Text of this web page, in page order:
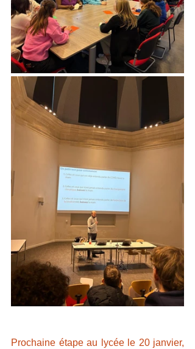
Prochaine étape au lycée le 20 janvier,